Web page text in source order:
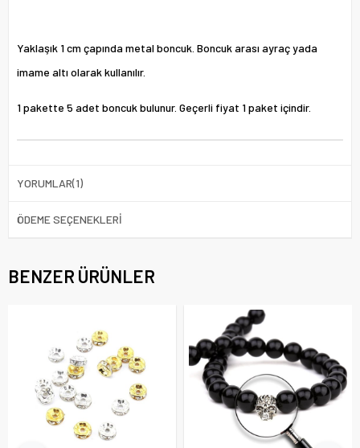
Yaklaşık 1 cm çapında metal boncuk. Boncuk arası ayraç yada
imame altı olarak kullanılır.
1 pakette 5 adet boncuk bulunur. Geçerli fiyat 1 paket içindir.
YORUMLAR(1)
ÖDEME SEÇENEKLERI
BENZER ÜRÜNLER